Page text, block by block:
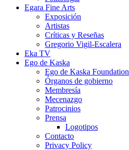
Egara Fine Arts
Exposición
Artistas
Críticas y Reseñas
Gregorio Vigil-Escalera
Eka TV
Ego de Kaska
Ego de Kaska Foundation
Órganos de gobierno
Membresía
Mecenazgo
Patrocinios
Prensa
Logotipos
Contacto
Privacy Policy